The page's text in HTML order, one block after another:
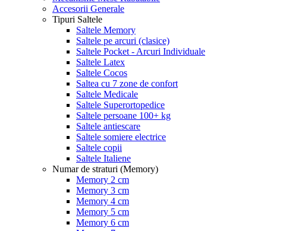
Accesorii Generale
Tipuri Saltele
Saltele Memory
Saltele pe arcuri (clasice)
Saltele Pocket - Arcuri Individuale
Saltele Latex
Saltele Cocos
Saltea cu 7 zone de confort
Saltele Medicale
Saltele Superortopedice
Saltele persoane 100+ kg
Saltele antiescare
Saltele somiere electrice
Saltele copii
Saltele Italiene
Numar de straturi (Memory)
Memory 2 cm
Memory 3 cm
Memory 4 cm
Memory 5 cm
Memory 6 cm